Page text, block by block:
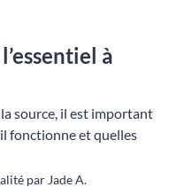
à
source, il est important
fonctionne et quelles
par Jade A.